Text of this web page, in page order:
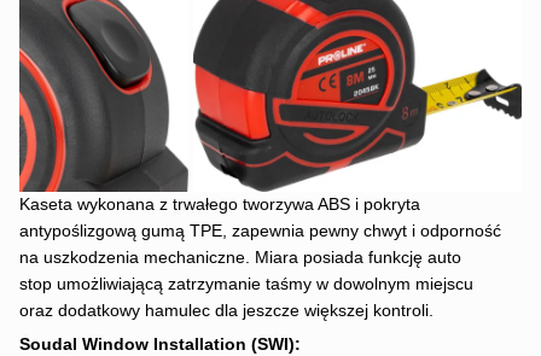
Kaseta wykonana z trwałego tworzywa ABS i pokryta
antypoślizgową gumą TPE, zapewnia pewny chwyt i odporność
na uszkodzenia mechaniczne. Miara posiada funkcję auto
stop umożliwiającą zatrzymanie taśmy w dowolnym miejscu
oraz dodatkowy hamulec dla jeszcze większej kontroli.
Soudal Window Installation (SWI):